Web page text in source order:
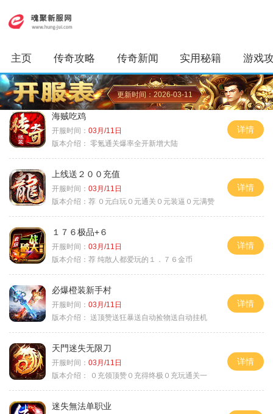
主页 传奇攻略 传奇新闻 实用秘籍 游戏
更新时间：2026-03-11
海贼吃鸡
开服时间： 03月/11日
版本介绍： 零氪通关爆率全开新增大陆
详情
上线送２００充值
开服时间： 03月/11日
版本介绍： 荐 ０元白玩０元通关０元装逼０元满赞
详情
１７６极品+６
开服时间： 03月/11日
版本介绍： 荐 纯散人都爱玩的１．７６金币
详情
必爆橙装新手村
开服时间： 03月/11日
版本介绍： 送顶赞送狂暴送自动捡物送自动挂机
详情
天門迷失无限刀
开服时间： 03月/11日
版本介绍：
０充领顶赞０充得终极０充玩通关一
详情
迷失無法单职业